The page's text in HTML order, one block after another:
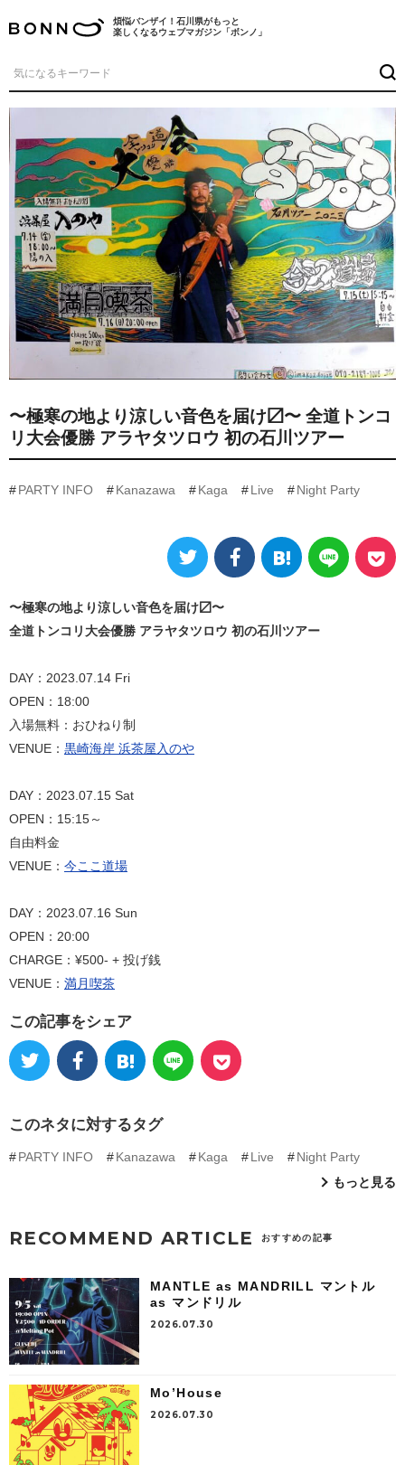
煩悩バンザイ！石川県がもっと
楽しくなるウェブマガジン「ボンノ」
〜極寒の地より涼しい音色を届け〼〜 全道トンコ
リ大会優勝 アラヤタツロウ 初の石川ツアー
PARTY INFO Kanazawa Kaga Live Night Party
〜極寒の地より涼しい音色を届け〼〜
全道トンコリ大会優勝 アラヤタツロウ 初の石川ツアー
DAY：2023.07.14 Fri
OPEN：18:00
入場無料：おひねり制
VENUE： 黒崎海岸 浜茶屋入のや
DAY：2023.07.15 Sat
OPEN：15:15～
自由料金
VENUE： 今ここ道場
DAY：2023.07.16 Sun
OPEN：20:00
CHARGE：¥500- + 投げ銭
VENUE： 満月喫茶
この記事をシェア
このネタに対するタグ
PARTY INFO Kanazawa Kaga Live
Night Party
もっと見る
RECOMMEND ARTICLE おすすめの記事
MANTLE as MANDRILL マントル
as マンドリル
2026.07.30
Mo’House
2026.07.30